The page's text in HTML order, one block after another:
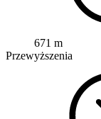
671 m
Przewyższenia